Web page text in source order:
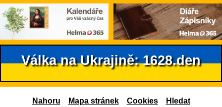
Válka na Ukrajině: 1628.den
Nahoru Mapa stránek Cookies Hledat